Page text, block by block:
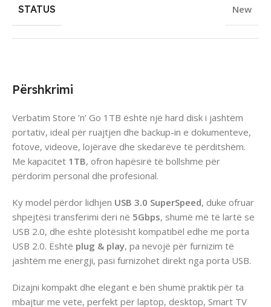
Përshkrimi
Verbatim Store ’n’ Go 1TB është një hard disk i jashtëm
portativ, ideal për ruajtjen dhe backup-in e dokumenteve,
fotove, videove, lojërave dhe skedarëve të përditshëm.
Me kapacitet 1TB, ofron hapësirë të bollshme për
përdorim personal dhe profesional.
Ky model përdor lidhjen USB 3.0 SuperSpeed, duke ofruar
shpejtësi transferimi deri në 5Gbps, shumë më të lartë se
USB 2.0, dhe është plotësisht kompatibël edhe me porta
USB 2.0. Është plug & play, pa nevojë për furnizim të
jashtëm me energji, pasi furnizohet direkt nga porta USB.
Dizajni kompakt dhe elegant e bën shumë praktik për ta
mbajtur me vete, perfekt për laptop, desktop, Smart TV
STATUS New